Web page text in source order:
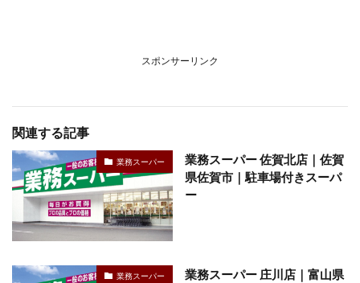
スポンサーリンク
関連する記事
業務スーパー
業務スーパー 佐賀北店｜佐賀
県佐賀市｜駐車場付きスーパ
ー
業務スーパー
業務スーパー 庄川店｜富山県